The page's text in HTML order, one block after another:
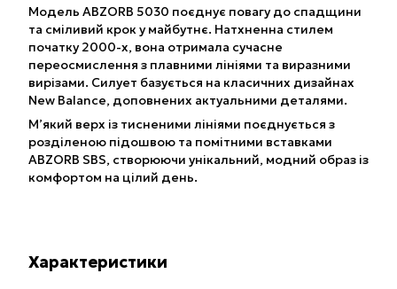
Модель ABZORB 5030 поєднує повагу до спадщини
та сміливий крок у майбутнє. Натхненна стилем
початку 2000-х, вона отримала сучасне
переосмислення з плавними лініями та виразними
вирізами. Силует базується на класичних дизайнах
New Balance, доповнених актуальними деталями.
М’який верх із тисненими лініями поєднується з
розділеною підошвою та помітними вставками
ABZORB SBS, створюючи унікальний, модний образ із
комфортом на цілий день.
Характеристики